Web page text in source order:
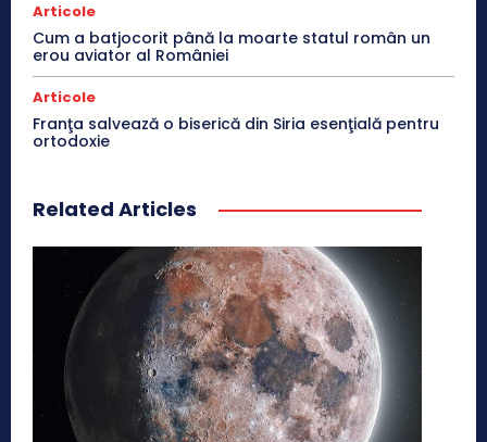
Articole
Cum a batjocorit până la moarte statul român un
erou aviator al României
Articole
Franţa salvează o biserică din Siria esenţială pentru
ortodoxie
Related Articles